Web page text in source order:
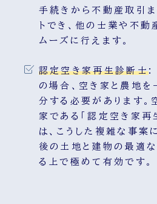
手続きから不動産取引
トでき、他の士業や不動
ムーズに行えます。
認定空き家再生診断士:
の場合、空き家と農地を
分する必要があります。
家である「認定空き家再
は、こうした複雑な事案
後の土地と建物の最適
る上で極めて有効です